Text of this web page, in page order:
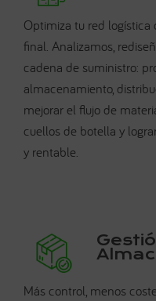
Optimiza tu red logística
final. Analizamos,
cadena de suministro:
almacenamiento,
mejorar el flujo de
cuellos de botella y
y rentable.
Más control, menos